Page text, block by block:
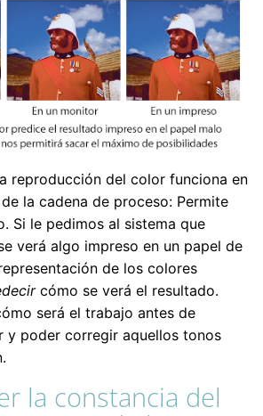
reproducción del color funciona en
la cadena de proceso: Permite
Si le pedimos al sistema que
verá algo impreso en un papel de
de los colores
cómo se verá el resultado.
será el trabajo antes de
y poder corregir aquellos tonos
la constancia del